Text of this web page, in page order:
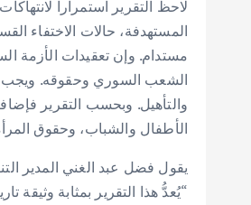
المستهدفة، حالات الاختفاء
مستدام. وإن تعقيدات الأزمة
الشعب السوري وحقوقه. ويجب
والتأهيل. وبحسب التقرير
الأطفال والشباب، وحقوق
يقول فضل عبد الغني المدير
“يُعدُّ هذا التقرير بمثابة